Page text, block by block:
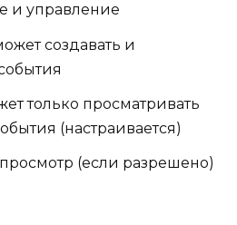
и управление
создавать и
только просматривать
(настраивается)
(если разрешено)